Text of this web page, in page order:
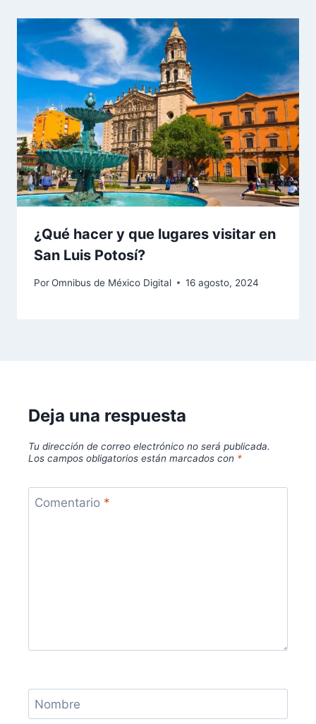
¿Qué hacer y que lugares visitar en
San Luis Potosí?
PorOmnibus de México Digital 16 agosto, 2024
Deja una respuesta
Tu dirección de correo electrónico no será publicada.
Los campos obligatorios están marcados con *
Comentario *
Nombre